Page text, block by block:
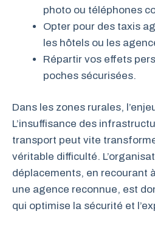
photo ou téléphones
Opter pour des taxis
les hôtels ou les
Répartir vos effets
poches sécurisées.
Dans les zones rurales,
L’insuffisance des
transport peut vite
véritable difficulté.
déplacements, en recourant
une agence reconnue, est
qui optimise la sécurité et